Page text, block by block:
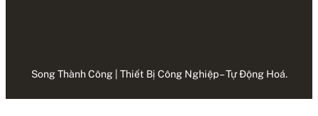
Song Thành Công | Thiết Bị Công Nghiệp – Tự Động Hoá.